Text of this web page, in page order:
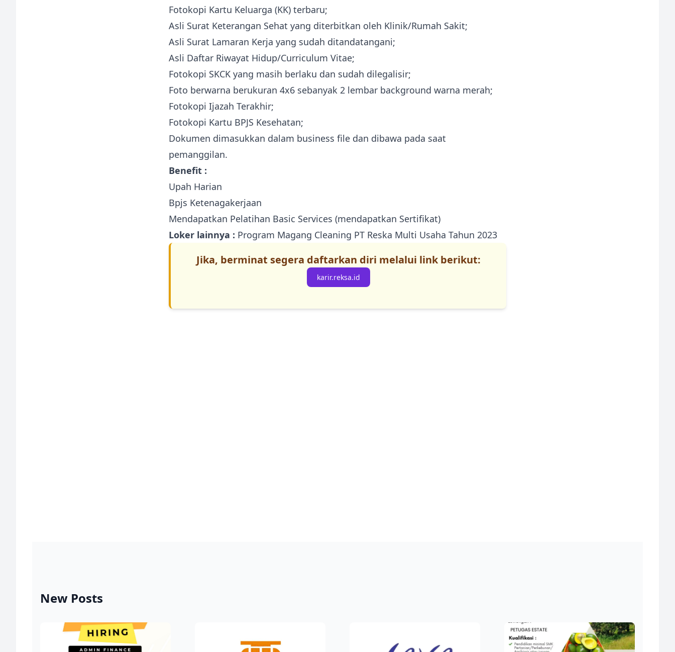
Fotokopi Kartu Keluarga (KK) terbaru;
Asli Surat Keterangan Sehat yang diterbitkan oleh Klinik/Rumah Sakit;
Asli Surat Lamaran Kerja yang sudah ditandatangani;
Asli Daftar Riwayat Hidup/Curriculum Vitae;
Fotokopi SKCK yang masih berlaku dan sudah dilegalisir;
Foto berwarna berukuran 4x6 sebanyak 2 lembar background warna merah;
Fotokopi Ijazah Terakhir;
Fotokopi Kartu BPJS Kesehatan;
Dokumen dimasukkan dalam business file dan dibawa pada saat
pemanggilan.
Benefit :
Upah Harian
Bpjs Ketenagakerjaan
Mendapatkan Pelatihan Basic Services (mendapatkan Sertifikat)
Loker lainnya : Program Magang Cleaning PT Reska Multi Usaha Tahun 2023
Jika, berminat segera daftarkan diri melalui link berikut:
karir.reksa.id
New Posts